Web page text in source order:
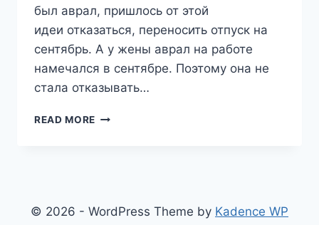
был аврал, пришлось от этой
идеи отказаться, переносить отпуск на
сентябрь. А у жены аврал на работе
намечался в сентябре. Поэтому она не
стала отказывать…
READ MORE ПУТЕШЕСТВИЕ
В
© 2026 - WordPress Theme by Kadence WP